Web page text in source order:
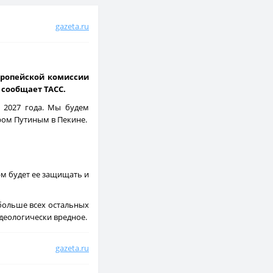
gazeta.ru
комиссии
ТАСС.
2027 года. Мы будем
Путиным в Пекине.
будет ее защищать и
всех остальных
вредное.
gazeta.ru